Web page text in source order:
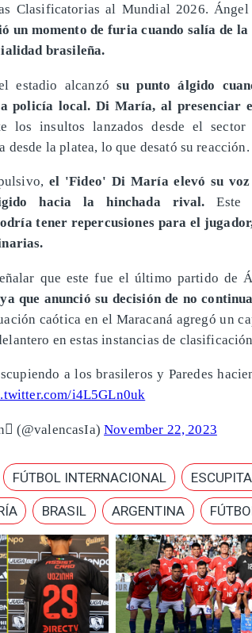
Clasificatorias al Mundial 2026.
un momento de furia cuando salía de
brasileña.
estadio alcanzó su punto álgido
policía local. Di María, al presenciar
los insultos lanzados desde el
desde la platea, lo que desató su reacción.
el 'Fideo' Di María elevó su
hacia la hinchada rival. Este
tener repercusiones para el
que este fue el último partido de
ya que anunció su decisión de no
caótica en el Maracaná agregó un
en estas instancias de
a los brasileros y Paredes
i4L5GLn0uk
(@valencasIa)November 22, 2023
FÚTBOL INTERNACIONAL
BRASIL ARGENTINA